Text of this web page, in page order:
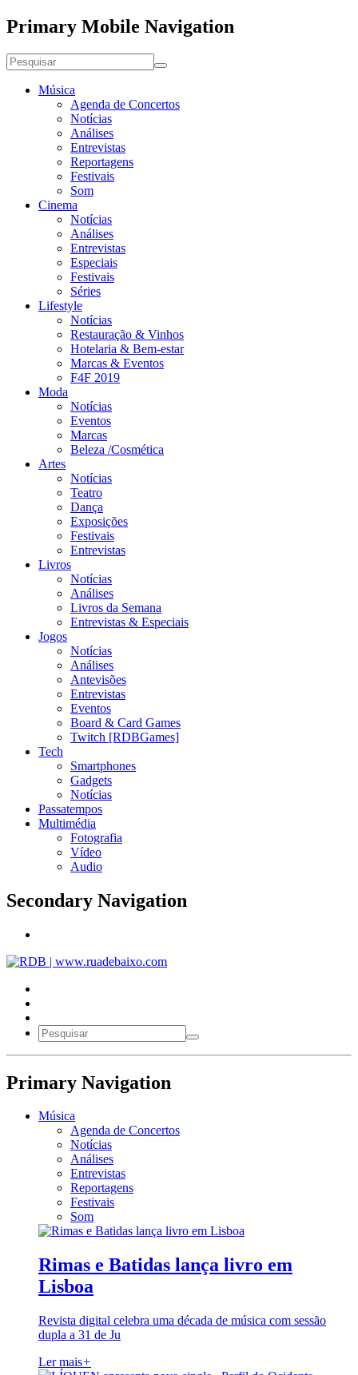
Primary Mobile Navigation
Música
Agenda de Concertos
Notícias
Análises
Entrevistas
Reportagens
Festivais
Som
Cinema
Notícias
Análises
Entrevistas
Especiais
Festivais
Séries
Lifestyle
Notícias
Restauração & Vinhos
Hotelaria & Bem-estar
Marcas & Eventos
F4F 2019
Moda
Notícias
Eventos
Marcas
Beleza /Cosmética
Artes
Notícias
Teatro
Dança
Exposições
Festivais
Entrevistas
Livros
Notícias
Análises
Livros da Semana
Entrevistas & Especiais
Jogos
Notícias
Análises
Antevisões
Entrevistas
Eventos
Board & Card Games
Twitch [RDBGames]
Tech
Smartphones
Gadgets
Notícias
Passatempos
Multimédia
Fotografia
Vídeo
Audio
Secondary Navigation
Primary Navigation
Música
Agenda de Concertos
Notícias
Análises
Entrevistas
Reportagens
Festivais
Som
Rimas e Batidas lança livro em
Lisboa
Revista digital celebra uma década de música com sessão
dupla a 31 de Ju
Ler mais+